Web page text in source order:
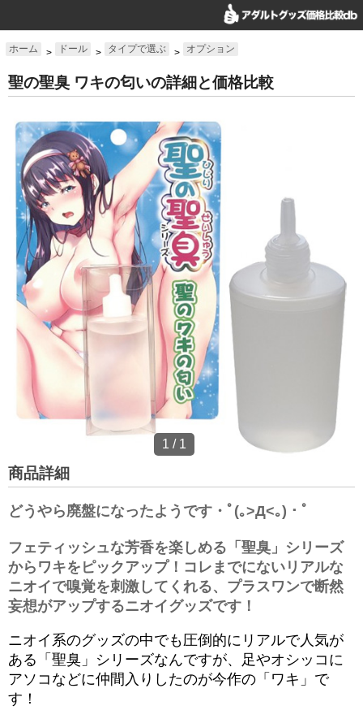
ホーム > ドール > タイプで選ぶ > オプション
聖の聖臭 ワキの匂いの詳細と価格比較
1 / 1
商品詳細
どうやら廃盤になったようです・ﾟ(｡>Д<｡)・ﾟ
フェティッシュな芳香を楽しめる「聖臭」シリーズ
からワキをピックアップ！コレまでにないリアルな
ニオイで嗅覚を刺激してくれる、プラスワンで断然
妄想がアップするニオイグッズです！
ニオイ系のグッズの中でも圧倒的にリアルで人気が
ある「聖臭」シリーズなんですが、足やオシッコに
アソコなどに仲間入りしたのが今作の「ワキ」で
す！